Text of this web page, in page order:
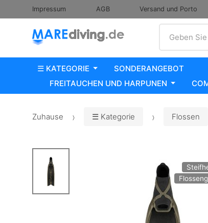
Impressum AGB Versand und Porto
Geben
☰ KATEGORIE SONDERANGEBOT
FREITAUCHEN UND HARPUNEN
Zuhause ☰ Kategorie Flossen